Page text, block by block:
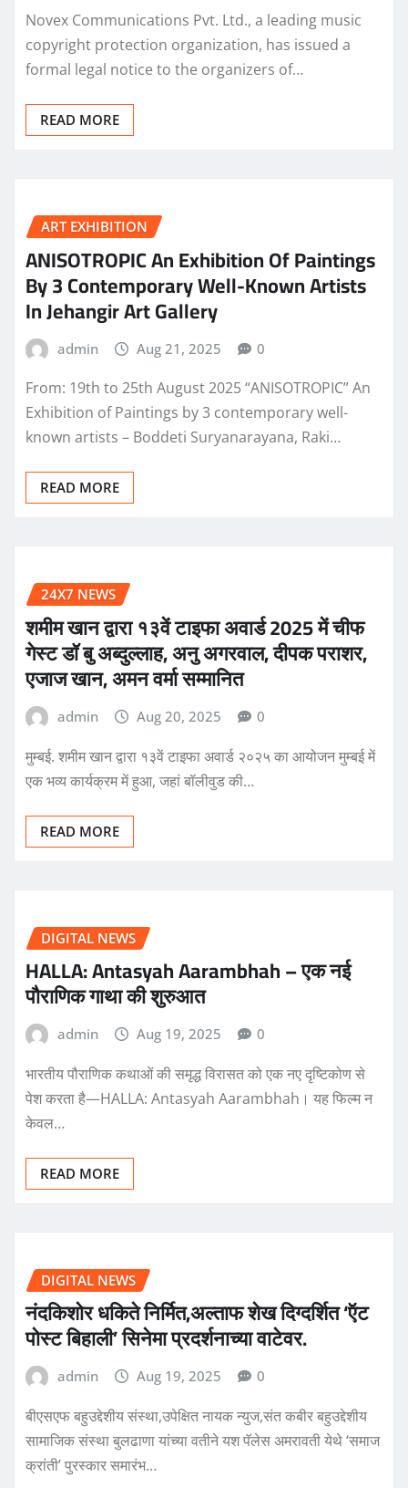
Novex Communications Pvt. Ltd., a leading music
copyright protection organization, has issued a
formal legal notice to the organizers of…
READ MORE
ART EXHIBITION
ANISOTROPIC An Exhibition Of Paintings
By 3 Contemporary Well-Known Artists
In Jehangir Art Gallery
admin Aug 21, 2025 0
From: 19th to 25th August 2025 “ANISOTROPIC” An
Exhibition of Paintings by 3 contemporary well-
known artists – Boddeti Suryanarayana, Raki…
READ MORE
24X7 NEWS
शमीम खान द्वारा १३वें टाइफा अवार्ड 2025 में चीफ
गेस्ट डॉ बु अब्दुल्लाह, अनु अगरवाल, दीपक पराशर,
एजाज खान, अमन वर्मा सम्मानित
admin Aug 20, 2025 0
मुम्बई. शमीम खान द्वारा १३वें टाइफा अवार्ड २०२५ का आयोजन मुम्बई में
एक भव्य कार्यक्रम में हुआ, जहां बॉलीवुड की…
READ MORE
DIGITAL NEWS
HALLA: Antasyah Aarambhah – एक नई
पौराणिक गाथा की शुरुआत
admin Aug 19, 2025 0
भारतीय पौराणिक कथाओं की समृद्ध विरासत को एक नए दृष्टिकोण से
पेश करता है—HALLA: Antasyah Aarambhah। यह फिल्म न
केवल…
READ MORE
DIGITAL NEWS
नंदकिशोर धकिते निर्मित,अल्ताफ शेख दिग्दर्शित ‘ऍट
पोस्ट बिहाली’ सिनेमा प्रदर्शनाच्या वाटेवर.
admin Aug 19, 2025 0
बीएसएफ बहुउद्देशीय संस्था,उपेक्षित नायक न्युज,संत कबीर बहुउद्देशीय
सामाजिक संस्था बुलढाणा यांच्या वतीने यश पॅलेस अमरावती येथे ‘समाज
क्रांती’ पुरस्कार समारंभ…